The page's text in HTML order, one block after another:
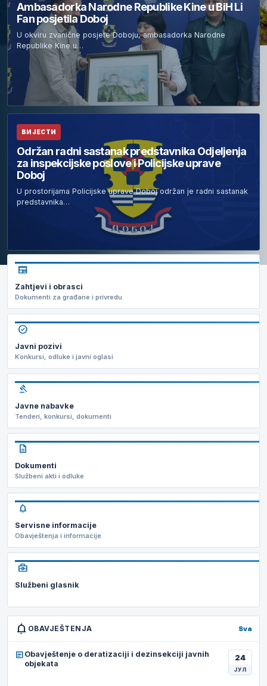
Ambasadorka Narodne Republike Kine u BiH Li
Fan posjetila Doboj
U okviru zvanične posjete Doboju, ambasadorka Narodne
Republike Kine u…
ВИЈЕСТИ
Održan radni sastanak predstavnika Odjeljenja
za inspekcijske poslove i Policijske uprave
Doboj
U prostorijama Policijske uprave Doboj održan je radni sastanak
predstavnika…
newspaper
Zahtjevi i obrasci
Dokumenti za građane i privredu
check_circle
Javni pozivi
Konkursi, odluke i javni oglasi
gavel
Javne nabavke
Tenderi, konkursi, dokumenti
description
Dokumenti
Službeni akti i odluke
notifications
Servisne informacije
Obavještenja i informacije
business_center
Službeni glasnik
notifications OBAVJEŠTENJA Sva
article Obavještenje o deratizaciji i dezinsekciji javnih
objekata
24
ЈУЛ